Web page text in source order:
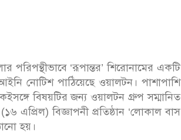
পরিপন্থীভাবে ‘রূপান্তর’ শিরোনামের একটি
নোটিশ পাঠিয়েছে ওয়ালটন। পাশাপাশি
বিষয়টির জন্য ওয়ালটন গ্রুপ সম্মানিত
এপ্রিল) বিজ্ঞাপনী প্রতিষ্ঠান ‘লোকাল বাস
হয়।